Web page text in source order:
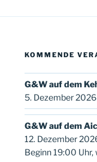
KOMMENDE
G&W auf dem
5. Dezember 2026
G&W auf dem
12. Dezember
Beginn 19:00 Uhr,